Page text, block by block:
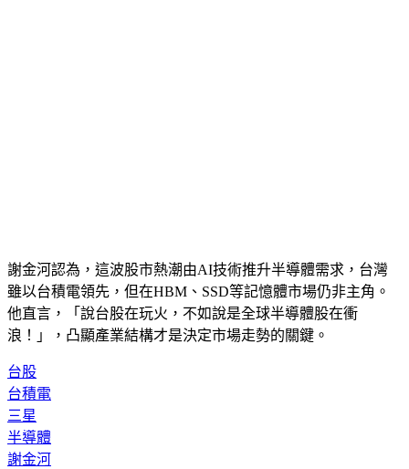
雖以台積電領先，但在HBM、SSD等記憶體市場仍非主角。
他直言，「說台股在玩火，不如說是全球半導體股在衝
浪！」，凸顯產業結構才是決定市場走勢的關鍵。
台積電
三星
半導體
謝金河
AI